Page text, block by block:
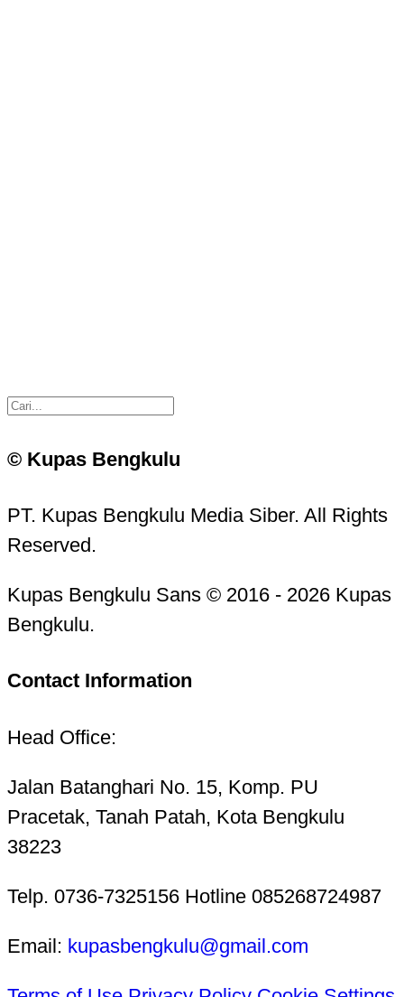
© Kupas Bengkulu
PT. Kupas Bengkulu Media Siber. All Rights
Reserved.
Kupas Bengkulu Sans © 2016 - 2026 Kupas
Bengkulu.
Contact Information
Head Office:
Jalan Batanghari No. 15, Komp. PU
Pracetak, Tanah Patah, Kota Bengkulu
38223
Telp. 0736-7325156 Hotline 085268724987
Email: kupasbengkulu@gmail.com